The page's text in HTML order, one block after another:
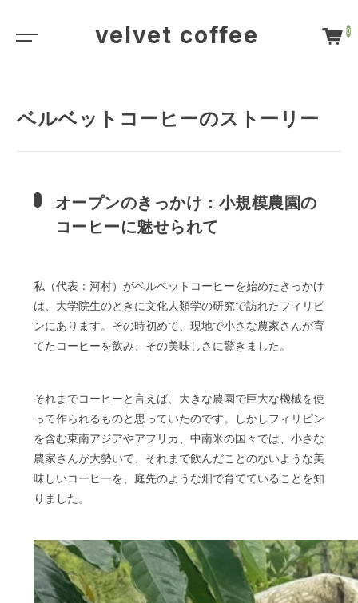
velvet coffee 0
ベルベットコーヒーのストーリー
オープンのきっかけ：小規模農園の
コーヒーに魅せられて
私（代表：河村）がベルベットコーヒーを始めたきっかけ
は、大学院生のときに文化人類学の研究で訪れたフィリピ
ンにあります。その時初めて、現地で小さな農家さんが育
てたコーヒーを飲み、その美味しさに驚きました。
それまでコーヒーと言えば、大きな農園で巨大な機械を使
って作られるものと思っていたのです。しかしフィリピン
を含む東南アジアやアフリカ、中南米の国々では、小さな
農家さんが大勢いて、それまで飲んだことのないような美
味しいコーヒーを、庭先のような畑で育てていることを知
りました。